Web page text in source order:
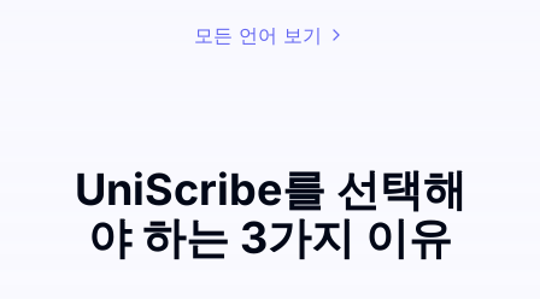
모든 언어 보기
UniScribe를 선택해
야 하는 3가지 이유